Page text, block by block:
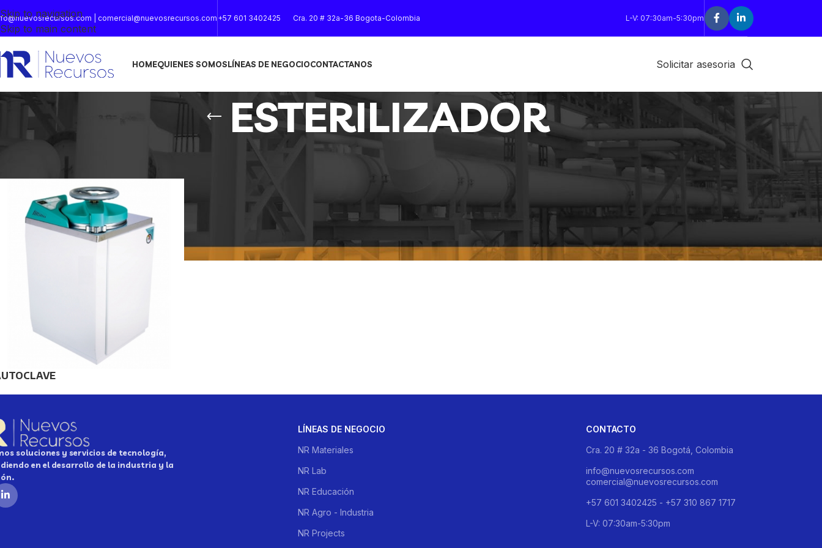
Skip to navigation
Skip to main content
| comercial@nuevosrecursos.com +57 601 3402425 Cra. 20 # 32a-36 Bogota-Colombia L-V: 07:30am-5:30pm
HOMEQUIENES SOMOSLÍNEAS DE NEGOCIOCONTACTANOS Solicitar asesoria
ESTERILIZADOR
18
soluciones y servicios de tecnología,
en el desarrollo de la industria y la
LÍNEAS DE NEGOCIO
NR Materiales
NR Lab
NR Educación
NR Agro - Industria
NR Projects
CONTACTO
Cra. 20 # 32a - 36 Bogotá, Colombia
info@nuevosrecursos.com
comercial@nuevosrecursos.com
+57 601 3402425 - +57 310 867 1717
L-V: 07:30am-5:30pm